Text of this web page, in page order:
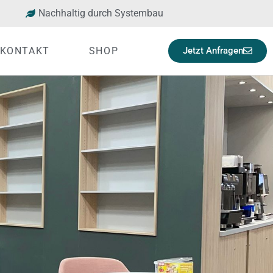
Nachhaltig durch Systembau
KONTAKT SHOP Jetzt Anfragen